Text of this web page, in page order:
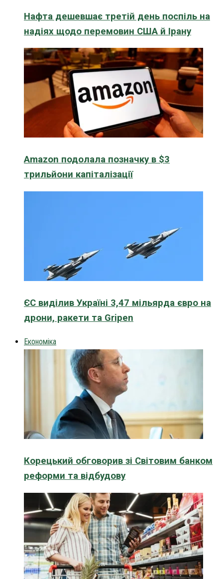
Нафта дешевшає третій день поспіль на
надіях щодо перемовин США й Ірану
Amazon подолала позначку в $3
трильйони капіталізації
ЄС виділив Україні 3,47 мільярда євро на
дрони, ракети та Gripen
Економіка
Корецький обговорив зі Світовим банком
реформи та відбудову